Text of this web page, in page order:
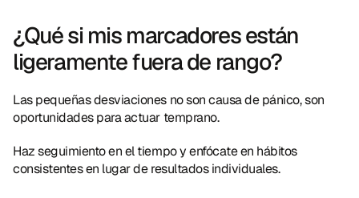
¿Qué si mis marcadores están
ligeramente fuera de rango?
Las pequeñas desviaciones no son causa de pánico, son
oportunidades para actuar temprano.
Haz seguimiento en el tiempo y enfócate en hábitos
consistentes en lugar de resultados individuales.